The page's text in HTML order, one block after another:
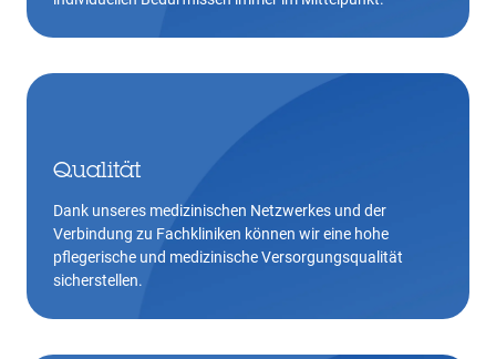
Qualität
Dank unseres medizinischen Netzwerkes und der
Verbindung zu Fachkliniken können wir eine hohe
pflegerische und medizinische Versorgungsqualität
sicherstellen.